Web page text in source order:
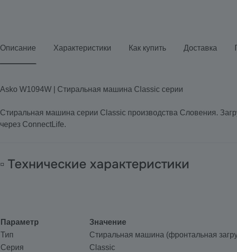
Описание Характеристики Как купить Доставка
Asko W1094W | Стиральная машина Classic серии
Стиральная машина серии Classic производства Словения.
через ConnectLife.
▫️ Технические характеристики
Параметр
Значение
Тип
Стиральная машина (фронтальная
Серия
Classic